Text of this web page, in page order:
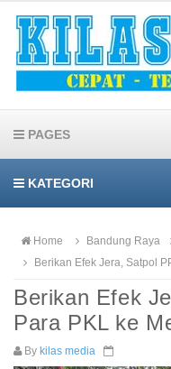
PAGES
KATEGORI
Home Bandung Raya
Berikan Efek Jera, Satpol
Berikan Efek
Para PKL ke
By kilas media